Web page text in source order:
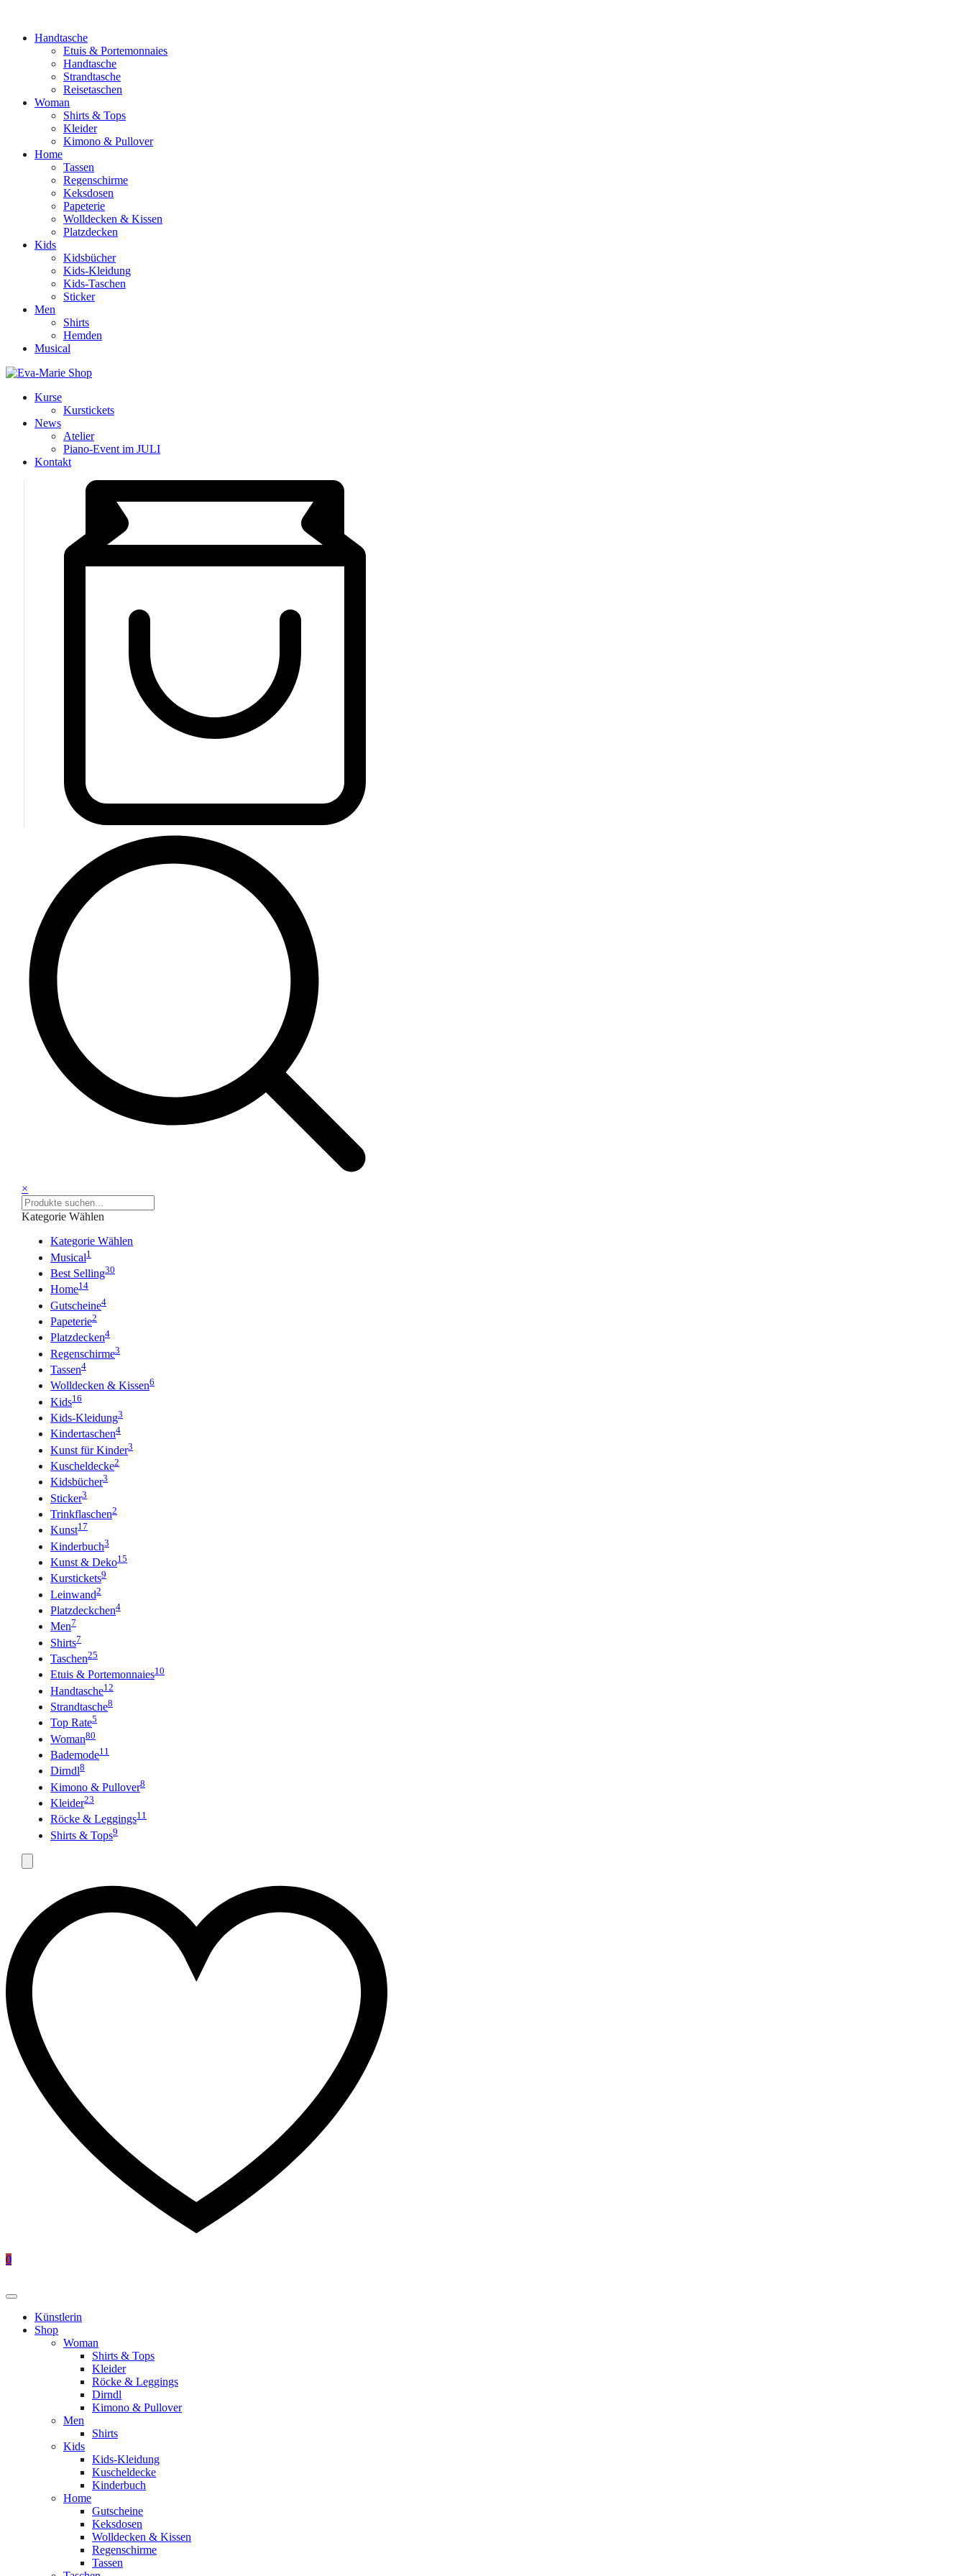
Handtasche
Etuis & Portemonnaies
Handtasche
Strandtasche
Reisetaschen
Woman
Shirts & Tops
Kleider
Kimono & Pullover
Home
Tassen
Regenschirme
Keksdosen
Papeterie
Wolldecken & Kissen
Platzdecken
Kids
Kidsbücher
Kids-Kleidung
Kids-Taschen
Sticker
Men
Shirts
Hemden
Musical
Kurse
Kurstickets
News
Atelier
Piano-Event im JULI
Kontakt
×
Kategorie Wählen
Kategorie Wählen
Musical1
Best Selling30
Home14
Gutscheine4
Papeterie2
Platzdecken4
Regenschirme3
Tassen4
Wolldecken & Kissen6
Kids16
Kids-Kleidung3
Kindertaschen4
Kunst für Kinder3
Kuscheldecke2
Kidsbücher3
Sticker3
Trinkflaschen2
Kunst17
Kinderbuch3
Kunst & Deko15
Kurstickets9
Leinwand2
Platzdeckchen4
Men7
Shirts7
Taschen25
Etuis & Portemonnaies10
Handtasche12
Strandtasche8
Top Rate5
Woman80
Bademode11
Dirndl8
Kimono & Pullover8
Kleider23
Röcke & Leggings11
Shirts & Tops9
0
Künstlerin
Shop
Woman
Shirts & Tops
Kleider
Röcke & Leggings
Dirndl
Kimono & Pullover
Men
Shirts
Kids
Kids-Kleidung
Kuscheldecke
Kinderbuch
Home
Gutscheine
Keksdosen
Wolldecken & Kissen
Regenschirme
Tassen